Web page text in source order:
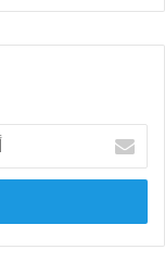
بريدك
الإلكتروني